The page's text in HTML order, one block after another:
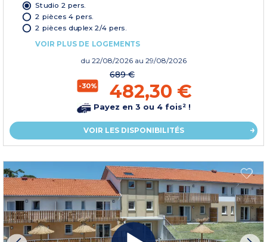
Studio 2 pers.
2 pièces 4 pers.
2 pièces duplex 2/4 pers.
VOIR PLUS DE LOGEMENTS
du 22/08/2026 au 29/08/2026
-30%
689 €
482,30 €
Payez en 3 ou 4 fois² !
VOIR LES DISPONIBILITÉS